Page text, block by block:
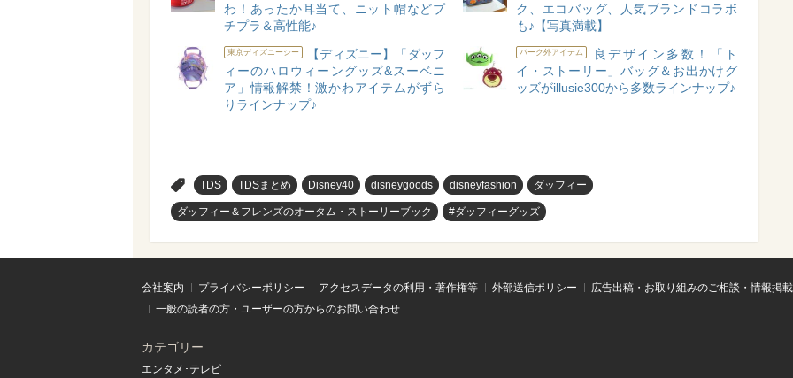
わ！あったか耳当て、ニット帽などプ
チプラ＆高性能♪
ク、エコバッグ、人気ブランドコラボ
も♪【写真満載】
東京ディズニーシー
【ディズニー】「ダッフ
ィーのハロウィーングッズ&スーベニ
ア」情報解禁！激かわアイテムがずら
りラインナップ♪
パーク外アイテム
良デザイン多数！「ト
イ・ストーリー」バッグ＆お出かけグ
ッズがillusie300から多数ラインナップ♪
TDS TDSまとめ Disney40 disneygoods disneyfashion ダッフィー
ダッフィー＆フレンズのオータム・ストーリーブック #ダッフィーグッズ
会社案内 プライバシーポリシー アクセスデータの利用・著作権等 外部送信ポリシー
広告出稿・お取り組みのご相談・情報掲
一般の読者の方・ユーザーの方からのお問い合わせ
カテゴリー
エンタメ･テレビ